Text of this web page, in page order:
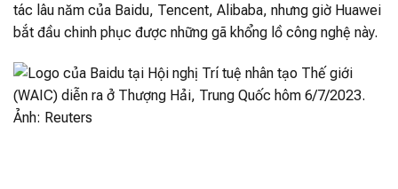
tác lâu năm của Baidu, Tencent, Alibaba, nhưng giờ Huawei
bắt đầu chinh phục được những gã khổng lồ công nghệ này.